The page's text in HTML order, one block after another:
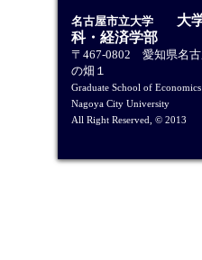
名古屋市立大学
大
科・経済学部
〒467-0802 愛知県名
の畑１
Graduate School of
Nagoya City University
All Right Reserved, © 2013